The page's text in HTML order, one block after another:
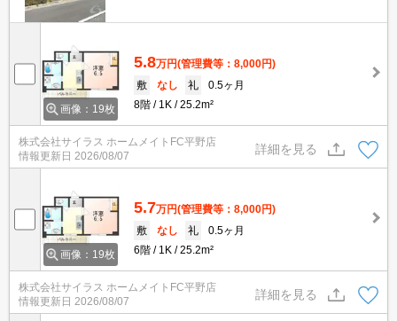
画像：19枚
5.8万円(管理費等：8,000円)
敷
なし 礼
0.5ヶ月
8階
1K 25.2m²
株式会社サイラス ホームメイトFC平野店
情報更新日 2026/08/07
詳細を見る
画像：19枚
5.7万円(管理費等：8,000円)
敷
なし 礼
0.5ヶ月
6階
1K 25.2m²
株式会社サイラス ホームメイトFC平野店
情報更新日 2026/08/07
詳細を見る